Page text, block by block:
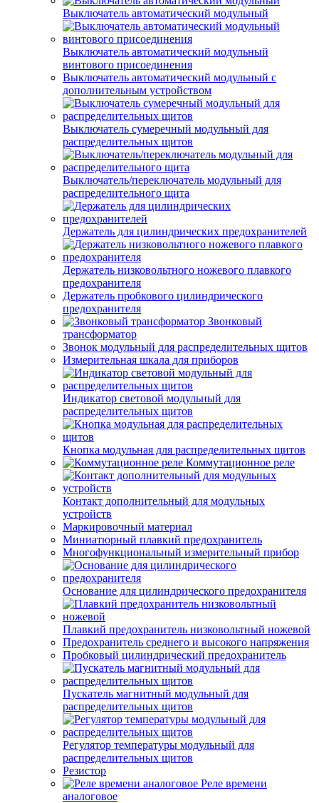
Выключатель автоматический модульный
Выключатель автоматический модульный
винтового присоединения
Выключатель автоматический модульный с
дополнительным устройством
Выключатель сумеречный модульный для
распределительных щитов
Выключатель/переключатель модульный для
распределительного щита
Держатель для цилиндрических предохранителей
Держатель низковольтного ножевого плавкого
предохранителя
Держатель пробкового цилиндрического
предохранителя
Звонковый
трансформатор
Звонок модульный для распределительных щитов
Измерительная шкала для приборов
Индикатор световой модульный для
распределительных щитов
Кнопка модульная для распределительных щитов
Коммутационное реле
Контакт дополнительный для модульных
устройств
Маркировочный материал
Миниатюрный плавкий предохранитель
Многофункциональный измерительный прибор
Основание для цилиндрического предохранителя
Плавкий предохранитель низковольтный ножевой
Предохранитель среднего и высокого напряжения
Пробковый цилиндрический предохранитель
Пускатель магнитный модульный для
распределительных щитов
Регулятор температуры модульный для
распределительных щитов
Резистор
Реле времени
аналоговое